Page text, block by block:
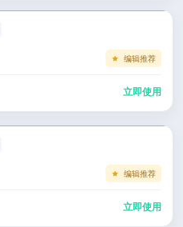
编辑推荐
立即使用
编辑推荐
立即使用